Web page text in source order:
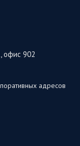
офис 902
адресов